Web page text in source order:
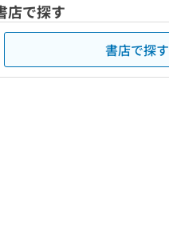
店で探す
書店で探す